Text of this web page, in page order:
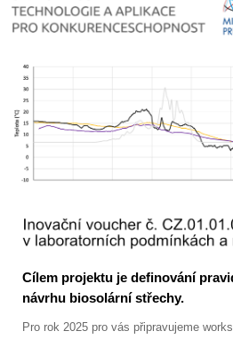
Cílem projektu je definování
návrhu biosolární střechy.
Pro rok 2025 pro vás připravujeme